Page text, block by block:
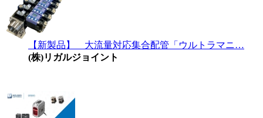
【新製品】 大流量対応集合配管「ウルトラマニ…
(株)リガルジョイント